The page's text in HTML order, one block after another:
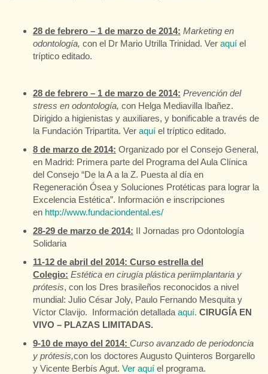
28 de febrero – 1 de marzo de 2014: Marketing en
odontología, con el Dr Mario Utrilla Trinidad. Ver aquí el
tríptico editado.
28 de febrero – 1 de marzo de 2014: Prevención del
stress en odontología, con Helga Mediavilla Ibañez.
Dirigido a higienistas y auxiliares, y bonificable a través de
la Fundación Tripartita. Ver aquí el tríptico editado.
8 de marzo de 2014: Organizado por el Consejo General,
en Madrid: Primera parte del Programa del Aula Clínica
del Consejo “De la A a la Z. Puesta al día en
Regeneración Ósea y Soluciones Protéticas para lograr la
Excelencia Estética”. Información e inscripciones
en http://www.fundaciondental.es/
28-29 de marzo de 2014: II Jornadas pro Odontología
Solidaria
11-12 de abril del 2014: Curso estrella del
Colegio: Estética en cirugía plástica periimplantaria y
prótesis, con los Dres brasileños reconocidos a nivel
mundial: Julio César Joly, Paulo Fernando Mesquita y
Víctor Clavijo. Información detallada aquí. CIRUGÍA EN
VIVO – PLAZAS LIMITADAS.
9-10 de mayo del 2014: Curso avanzado de periodoncia
y prótesis,con los doctores Augusto Quinteros Borgarello
y Vicente Berbís Agut. Ver aquí el programa.